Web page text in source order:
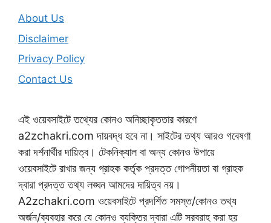
About Us
Disclaimer
Privacy Policy
Contact Us
এই ওয়েবসাইটে তথ্যের কোনও অনিচ্ছাকৃততার কারণে
a2zchakri.com দায়বদ্ধ হবে না। সাইটের তথ্য আরও গবেষণা
করা দর্শনার্থীর দায়িত্ব। টেকনিক্যাল বা অন্য কোনও উপায়ে
ওয়েবসাইটে রাখার জন্য গ্রাহক কর্তৃক প্রদত্ত গোপনীয়তা বা গ্রাহক
দ্বারা প্রদত্ত তথ্য লঙ্ঘন আমদের দায়িত্ব নয়।
A2zchakri.com ওয়েবসাইটে প্রদর্শিত সমস্ত/কোনও তথ্য
অর্জন/ব্যবহার করে যে কোনও ব্যক্তির দ্বারা এটি সরবরাহ করা হয়